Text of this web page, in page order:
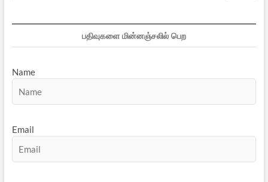
பதிவுகளை மின்னஞ்சலில் பெற
Name
Email